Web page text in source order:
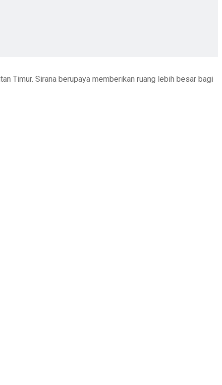
Timur. Sirana berupaya memberikan ruang lebih besar bagi